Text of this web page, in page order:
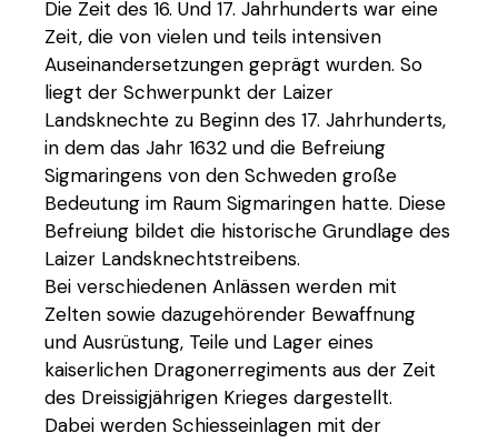
Die Zeit des 16. Und 17. Jahrhunderts war eine
Zeit, die von vielen und teils intensiven
Auseinandersetzungen geprägt wurden. So
liegt der Schwerpunkt der Laizer
Landsknechte zu Beginn des 17. Jahrhunderts,
in dem das Jahr 1632 und die Befreiung
Sigmaringens von den Schweden große
Bedeutung im Raum Sigmaringen hatte. Diese
Befreiung bildet die historische Grundlage des
Laizer Landsknechtstreibens.
Bei verschiedenen Anlässen werden mit
Zelten sowie dazugehörender Bewaffnung
und Ausrüstung, Teile und Lager eines
kaiserlichen Dragonerregiments aus der Zeit
des Dreissigjährigen Krieges dargestellt.
Dabei werden Schiesseinlagen mit der